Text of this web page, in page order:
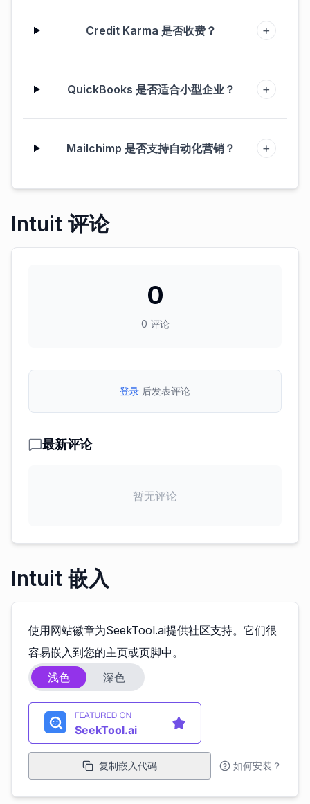
Credit Karma 是否收费？ +
QuickBooks 是否适合小型企业？ +
Mailchimp 是否支持自动化营销？ +
Intuit 评论
0
0 评论
登录 后发表评论
最新评论
暂无评论
Intuit 嵌入
使用网站徽章为SeekTool.ai提供社区支持。它们很
容易嵌入到您的主页或页脚中。
浅色
深色
复制嵌入代码 如何安装？